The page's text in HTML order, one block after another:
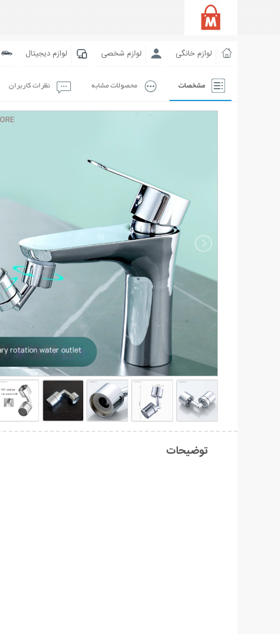
لوازم خانگی لوازم شخصی لوازم دیجیتال
مشخصات محصولات مشابه نظرات کاربران
توضیحات